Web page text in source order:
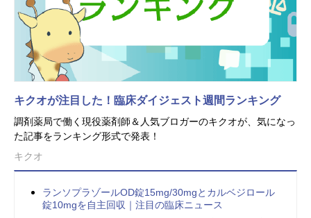
キクオが注目した！臨床ダイジェスト週間ランキング
調剤薬局で働く現役薬剤師＆人気ブロガーのキクオが、気になっ
た記事をランキング形式で発表！
キクオ
ランソプラゾールOD錠15mg/30mgとカルベジロール
錠10mgを自主回収｜注目の臨床ニュース